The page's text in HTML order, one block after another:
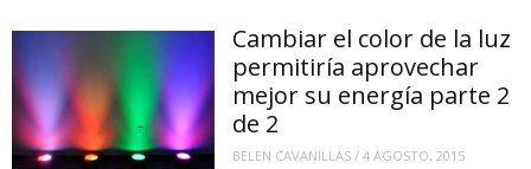
Cambiar el color de la luz
permitiría aprovechar
mejor su energía parte 2
de 2
BELEN CAVANILLAS /4 AGOSTO, 2015